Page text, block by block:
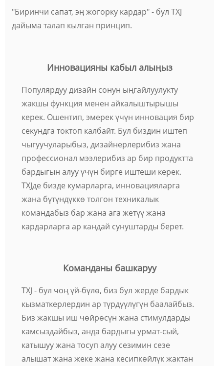
"Биринчи сапат, эң жогорку кардар" - бул TXJ
дайыма талап кылган принцип.
Инновацияны кабыл алыңыз
Популярдуу дизайн сонун ыңгайлуулукту
жакшы функция менен айкалыштырышы
керек. Ошентип, эмерек үчүн инновация бир
секундга токтоп калбайт. Бул биздин иштеп
чыгуучуларыбыз, дизайнерлерибиз жана
профессионал мээлерибиз ар бир продуктта
бардыгын алуу үчүн бирге иштеши керек.
TXJде бизде кумарларга, инновацияларга
жана бүтүндүккө толгон техникалык
командабыз бар жана ага жетүү жана
кардарларга ар кандай сунуштарды берет.
Команданы башкаруу
TXJ - бул чоң үй-бүлө, биз бул жерде бардык
кызматкерлердин ар түрдүүлүгүн баалайбыз.
Биз жакшы иш чөйрөсүн жана стимулдарды
камсыздайбыз, анда бардыгы урмат-сый,
катышуу жана тосуп алуу сезимин сезе
алышат жана жеке жана кесипкөйлүк жактан